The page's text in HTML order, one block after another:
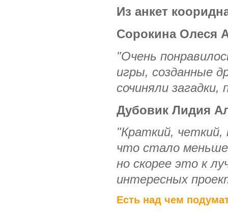
Из анкет
Сорокина Олеся
"Очень
игры, созданные
сочиняли загадки,
Дубовик Лидия
"Краткий,
что стало меньше
но скорее это к
интересных
Есть над чем